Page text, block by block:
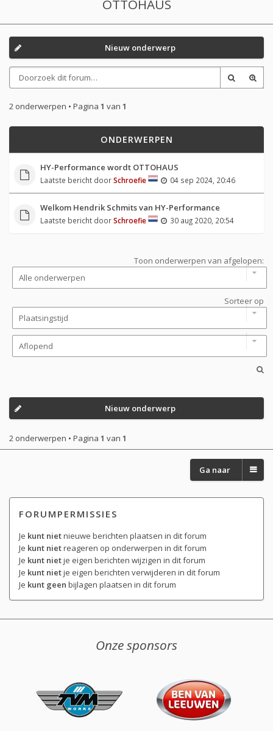
OTTOHAUS
Nieuw onderwerp
2 onderwerpen • Pagina 1 van 1
ONDERWERPEN
HY-Performance wordt OTTOHAUS
Laatste bericht doorSchroefie 04 sep 2024, 20:46
Welkom Hendrik Schmits van HY-Performance
Laatste bericht doorSchroefie 30 aug 2020, 20:54
Toon onderwerpen van afgelopen:
Sorteer op
Nieuw onderwerp
2 onderwerpen • Pagina 1 van 1
Ga naar
FORUMPERMISSIES
Je kunt nietnieuwe berichten plaatsen in dit forum
Je kunt nietreageren op onderwerpen in dit forum
Je kunt nietje eigen berichten wijzigen in dit forum
Je kunt nietje eigen berichten verwijderen in dit forum
Je kunt geen bijlagen plaatsen in dit forum
Onze sponsors